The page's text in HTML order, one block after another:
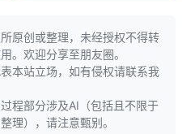
原创或整理，未经授权不得转
。欢迎分享至朋友圈。
本站立场，如有侵权请联系我
程部分涉及AI（包括且不限于
理），请注意甄别。